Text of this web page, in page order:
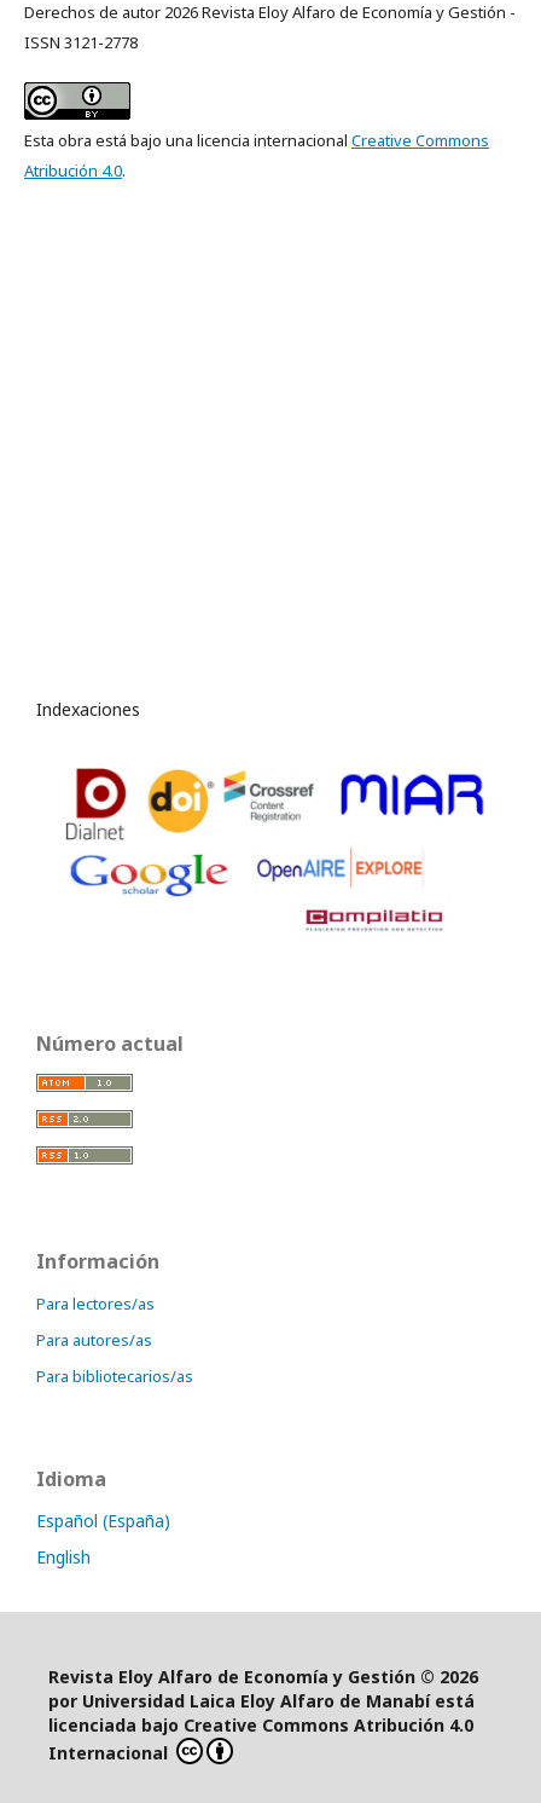
Derechos de autor 2026 Revista Eloy Alfaro de Economía y Gestión -
ISSN 3121-2778
Esta obra está bajo una licencia internacional Creative Commons
Atribución 4.0.
Indexaciones
Número actual
Información
Para lectores/as
Para autores/as
Para bibliotecarios/as
Idioma
Español (España)
English
Revista Eloy Alfaro de Economía y Gestión © 2026
por Universidad Laica Eloy Alfaro de Manabí está
licenciada bajo Creative Commons Atribución 4.0
Internacional